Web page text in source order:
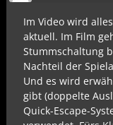
Im Video wird
aktuell. Im Film
Stummschaltung
Nachteil der
Und es wird
gibt (doppelte
Quick-Escape-